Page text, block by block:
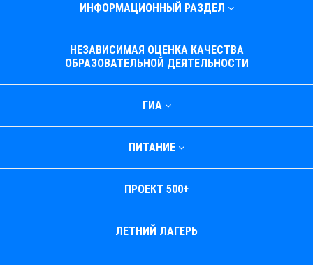
ИНФОРМАЦИОННЫЙ РАЗДЕЛ
НЕЗАВИСИМАЯ ОЦЕНКА КАЧЕСТВА
ОБРАЗОВАТЕЛЬНОЙ ДЕЯТЕЛЬНОСТИ
ГИА
ПИТАНИЕ
ПРОЕКТ 500+
ЛЕТНИЙ ЛАГЕРЬ